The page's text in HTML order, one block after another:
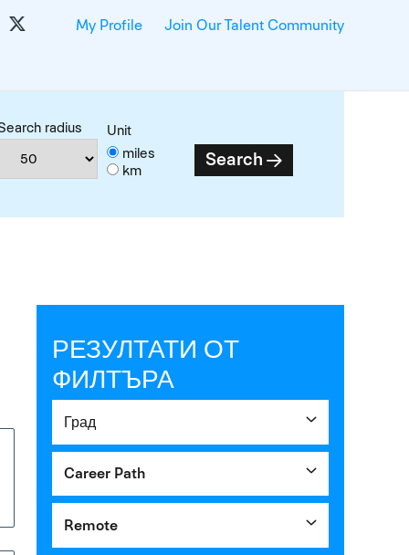
My Profile Join Our Talent Community
radius
Unit
miles
km
Search
РЕЗУЛТАТИ ОТ
ФИЛТЪРА
Град
Career Path
Remote